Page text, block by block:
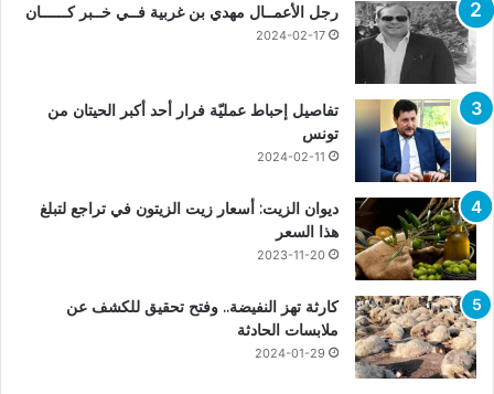
رجل الأعمــال مهدي بن غربية فــي خــبر كــــــان
2024-02-17
تفاصيل إحباط عمليّة فرار أحد أكبر الحيتان من
تونس
2024-02-11
ديوان الزيت: أسعار زيت الزيتون في تراجع لتبلغ
هذا السعر
2023-11-20
كارثة تهز النفيضة.. وفتح تحقيق للكشف عن
ملابسات الحادثة
2024-01-29